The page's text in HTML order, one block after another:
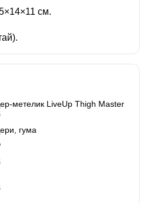
см.
метелик LiveUp Thigh Master
гума